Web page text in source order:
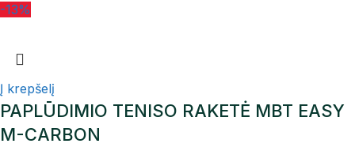
-13%
Į krepšelį
PAPLŪDIMIO TENISO RAKETĖ MBT EASY
M-CARBON